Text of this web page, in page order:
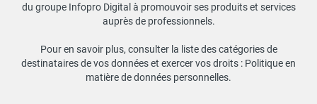
du groupe Infopro Digital à promouvoir ses produits et services
auprès de professionnels.
Pour en savoir plus, consulter la liste des catégories de
destinataires de vos données et exercer vos droits : Politique en
matière de données personnelles.